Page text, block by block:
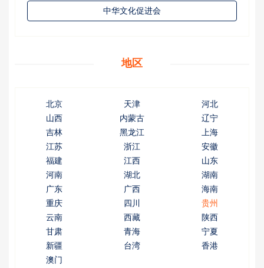
中华文化促进会
地区
北京 天津
河北
山西
内蒙古
辽宁
吉林
黑龙江
上海
江苏
浙江
安徽
福建
江西
山东
河南
湖北
湖南
广东
广西
海南
重庆
四川
贵州
云南
西藏
陕西
甘肃
青海
宁夏
新疆
台湾
香港
澳门